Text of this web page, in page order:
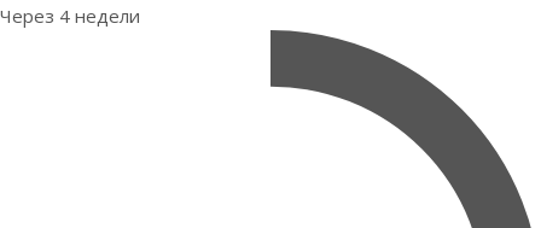
Через 4 недели